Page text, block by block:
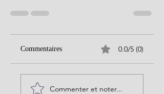
Commentaires 0.0/5 (0)
Commenter et noter...